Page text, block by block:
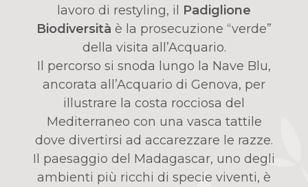
lavoro di restyling, il Padiglione
Biodiversità è la prosecuzione “verde”
della visita all’Acquario.
Il percorso si snoda lungo la Nave Blu,
ancorata all’Acquario di Genova, per
illustrare la costa rocciosa del
Mediterraneo con una vasca tattile
dove divertirsi ad accarezzare le razze.
Il paesaggio del Madagascar, uno degli
ambienti più ricchi di specie viventi, è